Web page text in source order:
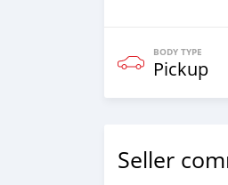
BODY TYPE
Pickup
Seller